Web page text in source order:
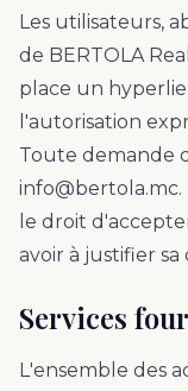
Les utilisateurs,
de BERTOLA
place un
l'autorisation
Toute demande
info@bertola.mc.
le droit
avoir à justifier sa
Services
L'ensemble des